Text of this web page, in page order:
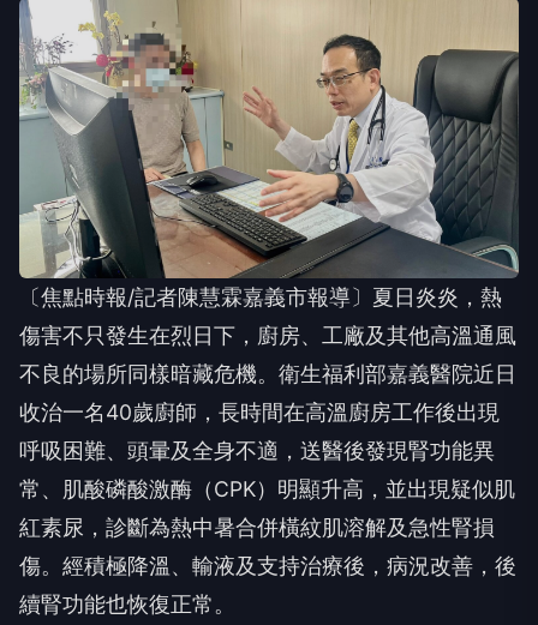
〔焦點時報/記者陳慧霖嘉義市報導〕夏日炎炎，熱
傷害不只發生在烈日下，廚房、工廠及其他高溫通風
不良的場所同樣暗藏危機。衛生福利部嘉義醫院近日
收治一名40歲廚師，長時間在高溫廚房工作後出現
呼吸困難、頭暈及全身不適，送醫後發現腎功能異
常、肌酸磷酸激酶（CPK）明顯升高，並出現疑似肌
紅素尿，診斷為熱中暑合併橫紋肌溶解及急性腎損
傷。經積極降溫、輸液及支持治療後，病況改善，後
續腎功能也恢復正常。